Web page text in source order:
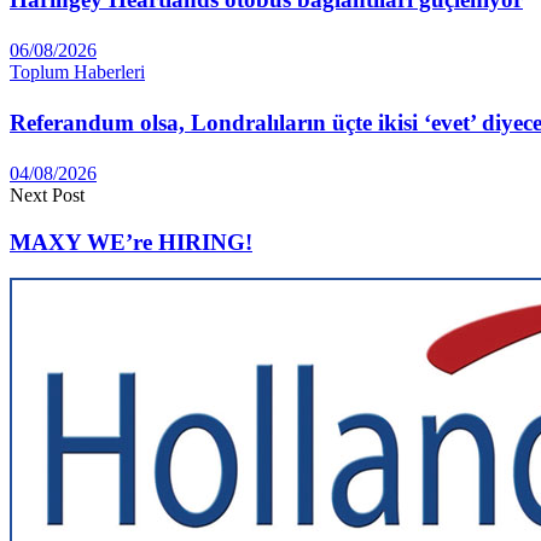
06/08/2026
Toplum Haberleri
Referandum olsa, Londralıların üçte ikisi ‘evet’
04/08/2026
Next Post
MAXY WE’re HIRING!